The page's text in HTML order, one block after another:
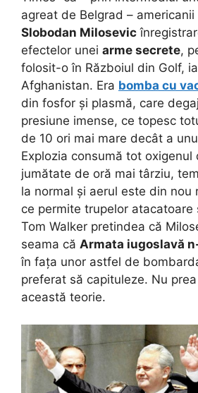
agreat de Belgrad –
Slobodan Milosevic
efectelor unei arme secrete,
folosit-o în Războiul din Golf,
Afghanistan. Era bomba cu
din fosfor și plasmă, care
presiune imense, ce topesc
de 10 ori mai mare decât a
Explozia consumă tot oxigenul
jumătate de oră mai târziu,
la normal și aerul este din nou
ce permite trupelor atacatoare
Tom Walker pretindea că
seama că Armata iugoslavă
în fața unor astfel de
preferat să capituleze. Nu
această teorie.